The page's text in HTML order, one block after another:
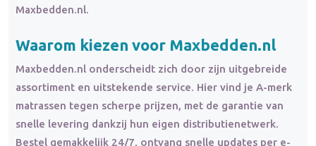
Maxbedden.nl.
Waarom kiezen voor Maxbedden.nl
Maxbedden.nl onderscheidt zich door zijn uitgebreide
assortiment en uitstekende service. Hier vind je A-merk
matrassen tegen scherpe prijzen, met de garantie van
snelle levering dankzij hun eigen distributienetwerk.
Bestel gemakkelijk 24/7, ontvang snelle updates per e-